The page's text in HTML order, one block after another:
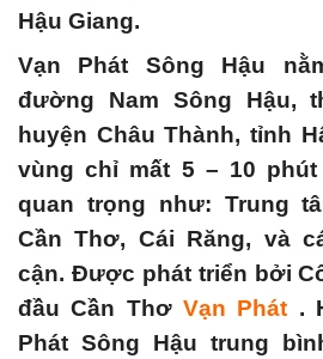
Hậu Giang.
Vạn Phát Sông Hậu
đường Nam Sông Hậu,
huyện Châu Thành, tỉnh
vùng chỉ mất 5 – 10
quan trọng như: Trung
Cần Thơ, Cái Răng, và
cận. Được phát triển bởi
đầu Cần Thơ Vạn Phát .
Phát Sông Hậu trung